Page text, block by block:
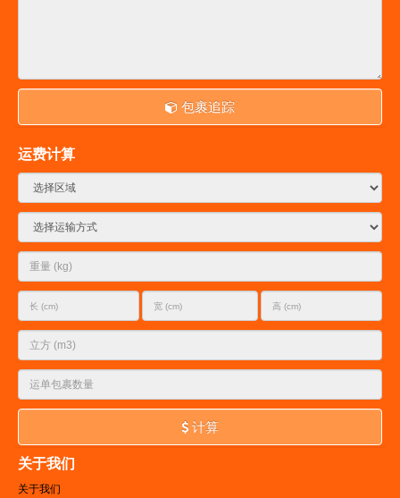
包裹追踪
运费计算
计算
关于我们
关于我们